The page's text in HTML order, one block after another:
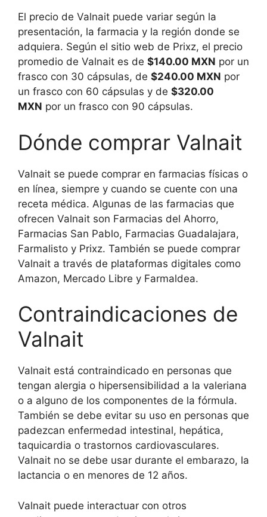
El precio de Valnait puede variar según la
presentación, la farmacia y la región donde se
adquiera. Según el sitio web de Prixz, el precio
promedio de Valnait es de $140.00 MXN por un
frasco con 30 cápsulas, de $240.00 MXN por
un frasco con 60 cápsulas y de $320.00
MXN por un frasco con 90 cápsulas.
Dónde comprar Valnait
Valnait se puede comprar en farmacias físicas o
en línea, siempre y cuando se cuente con una
receta médica. Algunas de las farmacias que
ofrecen Valnait son Farmacias del Ahorro,
Farmacias San Pablo, Farmacias Guadalajara,
Farmalisto y Prixz. También se puede comprar
Valnait a través de plataformas digitales como
Amazon, Mercado Libre y Farmaldea.
Contraindicaciones de
Valnait
Valnait está contraindicado en personas que
tengan alergia o hipersensibilidad a la valeriana
o a alguno de los componentes de la fórmula.
También se debe evitar su uso en personas que
padezcan enfermedad intestinal, hepática,
taquicardia o trastornos cardiovasculares.
Valnait no se debe usar durante el embarazo, la
lactancia o en menores de 12 años.
Valnait puede interactuar con otros